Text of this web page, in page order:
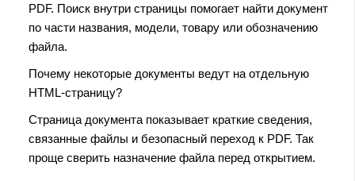
PDF. Поиск внутри страницы помогает найти документ
по части названия, модели, товару или обозначению
файла.
Почему некоторые документы ведут на отдельную
HTML-страницу?
Страница документа показывает краткие сведения,
связанные файлы и безопасный переход к PDF. Так
проще сверить назначение файла перед открытием.